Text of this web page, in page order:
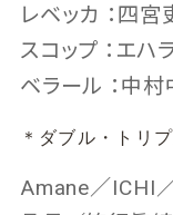
レベッカ ：四
スコップ ：エハ
ベラール ：中村
＊ダブル・トリ
Amane／ICHI